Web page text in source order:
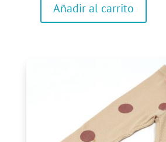
PantalónAñadir al carrito